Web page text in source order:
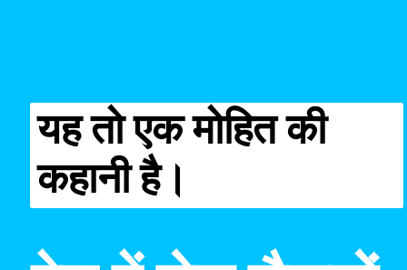
यह तो एक मोहित की
कहानी है।